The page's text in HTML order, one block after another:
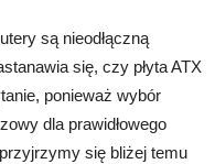
są nieodłączną
się, czy płyta ATX
ponieważ wybór
dla prawidłowego
się bliżej temu